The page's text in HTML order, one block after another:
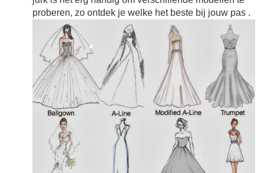
proberen, zo ontdek je welke het beste bij jouw pas .